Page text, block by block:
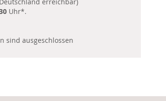
Uhr*.
sind ausgeschlossen